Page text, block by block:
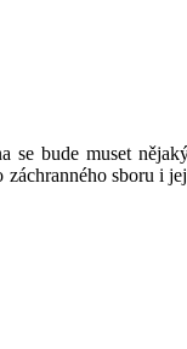
bude muset
sboru i